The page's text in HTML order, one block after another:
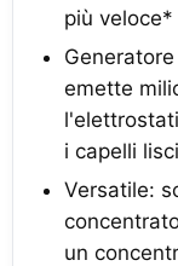
più
emette
i capelli
Versatile:
un